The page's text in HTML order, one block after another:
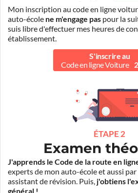
Mon inscription au code en ligne
auto-école ne m'engage pas pour la
suis libre d'effectuer mes heures de
établissement.
S'inscrire au
Code en ligne Voiture
ÉTAPE 2
Examen
J'apprends le Code de la route en
experts de mon auto-école et aussi
assistant de révision. Puis, j'obtiens
général !